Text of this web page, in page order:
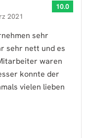
2021
10.0
sehr
sehr nett und es
waren
konnte der
vielen lieben